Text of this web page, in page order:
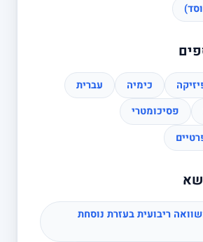
כימיה
עברית
פסיכומטרי
ריבועית בעזרת נוסחת